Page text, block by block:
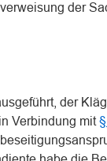
der
der
in Verbindung mit